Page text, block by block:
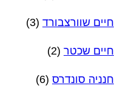
חיים שוורצבורד (3)
חיים שכטר (2)
חנניה סונדרס (6)